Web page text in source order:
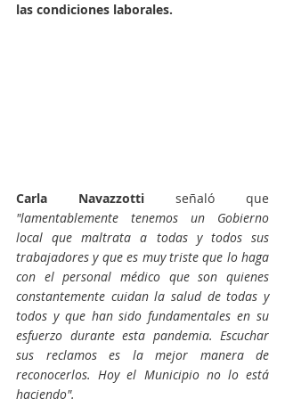
las condiciones laborales.
Carla Navazzotti
"lamentablemente tenemos un Gobierno
local que maltrata a todas y todos sus
trabajadores y que es muy triste que lo haga
con el personal médico que son quienes
constantemente cuidan la salud de todas y
todos y que han sido fundamentales en su
esfuerzo durante esta pandemia. Escuchar
sus reclamos es la mejor manera de
reconocerlos. Hoy el Municipio no lo está
haciendo".